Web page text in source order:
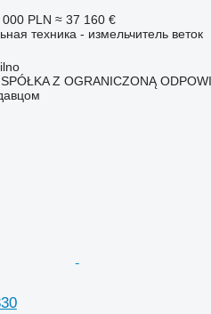
000 PLN ≈ 37 160 €
техника - измельчитель веток
Z OGRANICZONĄ